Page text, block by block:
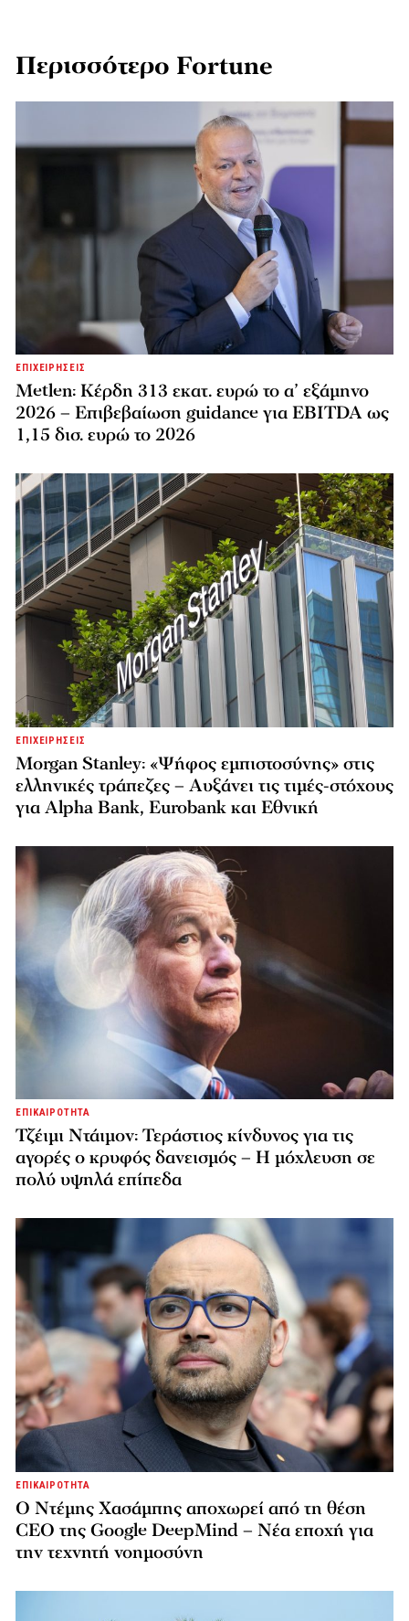
Περισσότερο Fortune
ΕΠΙΧΕΙΡΗΣΕΙΣ
Metlen: Κέρδη 313 εκατ. ευρώ το α’ εξάμηνο
2026 – Επιβεβαίωση guidance για EBITDA ως
1,15 δισ. ευρώ το 2026
ΕΠΙΧΕΙΡΗΣΕΙΣ
Morgan Stanley: «Ψήφος εμπιστοσύνης» στις
ελληνικές τράπεζες – Αυξάνει τις τιμές-στόχους
για Alpha Bank, Eurobank και Εθνική
ΕΠΙΚΑΙΡΟΤΗΤΑ
Τζέιμι Ντάιμον: Τεράστιος κίνδυνος για τις
αγορές ο κρυφός δανεισμός – Η μόχλευση σε
πολύ υψηλά επίπεδα
ΕΠΙΚΑΙΡΟΤΗΤΑ
Ο Ντέμης Χασάμπης αποχωρεί από τη θέση
CEO της Google DeepMind – Νέα εποχή για
την τεχνητή νοημοσύνη